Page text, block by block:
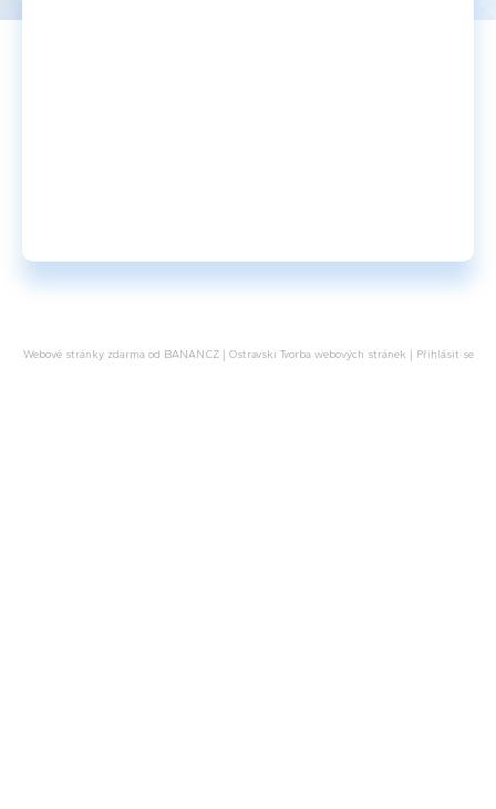
Webové stránky zdarma od BANAN.CZ| Ostravski Tvorba webových stránek | Přihlásit se